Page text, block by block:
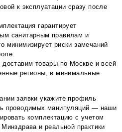
к эксплуатации сразу после
гарантирует
санитарным правилам и
минимизирует риски замечаний
доставим товары по Москве и всей
регионы, в минимальные
заявки укажите профиль
проводимых манипуляций — наши
комплектацию с учетом
и реальной практики